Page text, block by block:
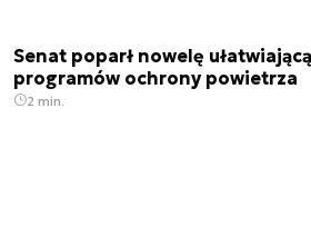
Senat poparł nowelę
programów ochrony powietrza
2 min.